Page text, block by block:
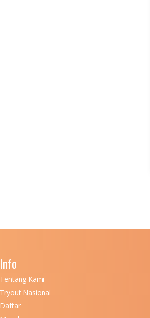
Info
Tentang Kami
Tryout Nasional
Daftar